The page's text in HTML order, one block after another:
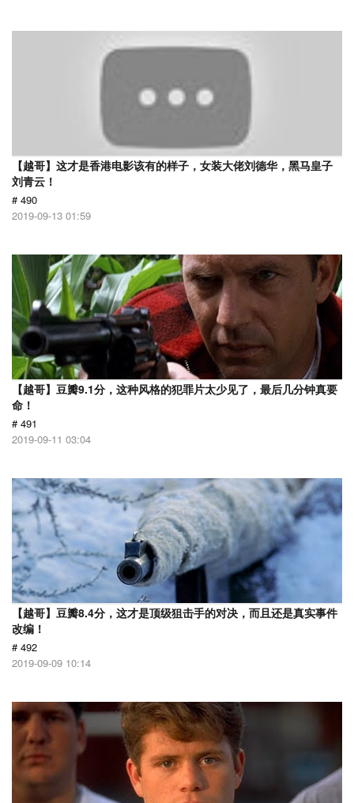
【越哥】这才是香港电影该有的样子，女装大佬刘德华，黑马皇子
刘青云！
# 490
2019-09-13 01:59
【越哥】豆瓣9.1分，这种风格的犯罪片太少见了，最后几分钟真要
命！
# 491
2019-09-11 03:04
【越哥】豆瓣8.4分，这才是顶级狙击手的对决，而且还是真实事件
改编！
# 492
2019-09-09 10:14